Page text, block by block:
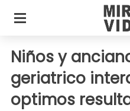
Niños y
geriatrico
optimos